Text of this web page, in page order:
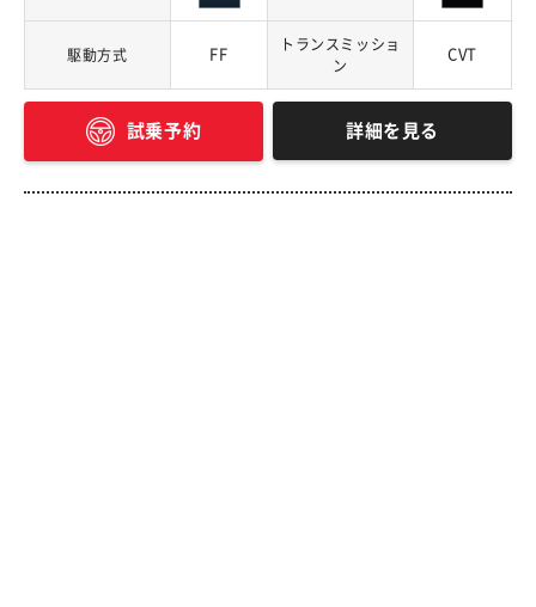
駆動方式 FF
トランスミッショ
ン
CVT
試乗予約 詳細を見る